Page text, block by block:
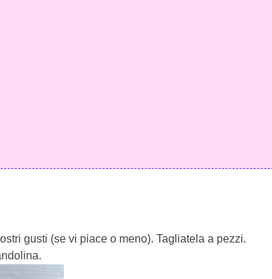
gusti (se vi piace o meno). Tagliatela a pezzi.